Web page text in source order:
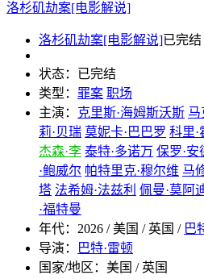
洛杉矶劫案[电影解说]
洛杉矶劫案[电影解说]已完结
状态： 已完结
类型： 罪案 职场
主演： 克里斯·海姆斯沃斯 马
莉·贝瑞 莫妮卡·巴巴罗 科里·
杰森·李 泰特·多诺万 保罗·安
·鲍威尔 帕特里克·穆尔维 马
塔 法希姆·法兹利 佩曼·莫阿
·福特曼
年代： 2026 / 美国 / 英国 / 巴
导演：
巴特·雷顿
国家/地区： 美国 / 英国